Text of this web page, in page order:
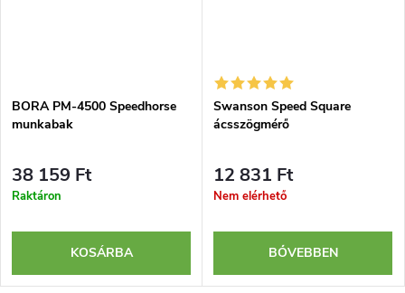
BORA PM-4500 Speedhorse
munkabak
38 159 Ft
Raktáron
KOSÁRBA
Swanson Speed Square
ácsszögmérő
12 831 Ft
Nem elérhető
BŐVEBBEN